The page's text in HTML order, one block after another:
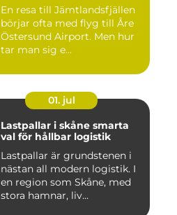
En resa till Jämtlandsfjällen
börjar ofta med flyg till Åre
Östersund Airport. Men hur
tar man sig e...
01. jul
Lastpallar i skåne smarta
val för hållbar logistik
Lastpallar är grundstenen i
nästan all modern logistik. I
en region som Skåne, med
stora hamnar, liv...